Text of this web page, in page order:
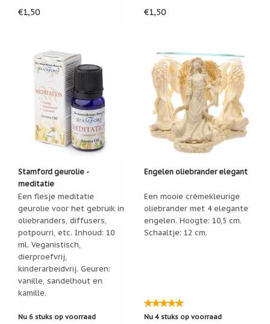
Uitleg
Willow
Tree
Shore:
beeldje
welk
Mijn
met
een
webshop
(door
Jade
Jong)
passend
cadeau
bij
verlies
wanneer
€1,50 €1,50
Stamford geurolie -
meditatie
Een flesje meditatie
geurolie voor het gebruik in
oliebranders, diffusers,
potpourri, etc. Inhoud: 10
ml. Veganistisch,
dierproefvrij,
kinderarbeidvrij. Geuren:
vanille, sandelhout en
kamille.
Nu 6 stuks op voorraad
Engelen oliebrander elegant
Een mooie crèmekleurige
oliebrander met 4 elegante
engelen. Hoogte: 10,5 cm.
Schaaltje: 12 cm.
Nu 4 stuks op voorraad